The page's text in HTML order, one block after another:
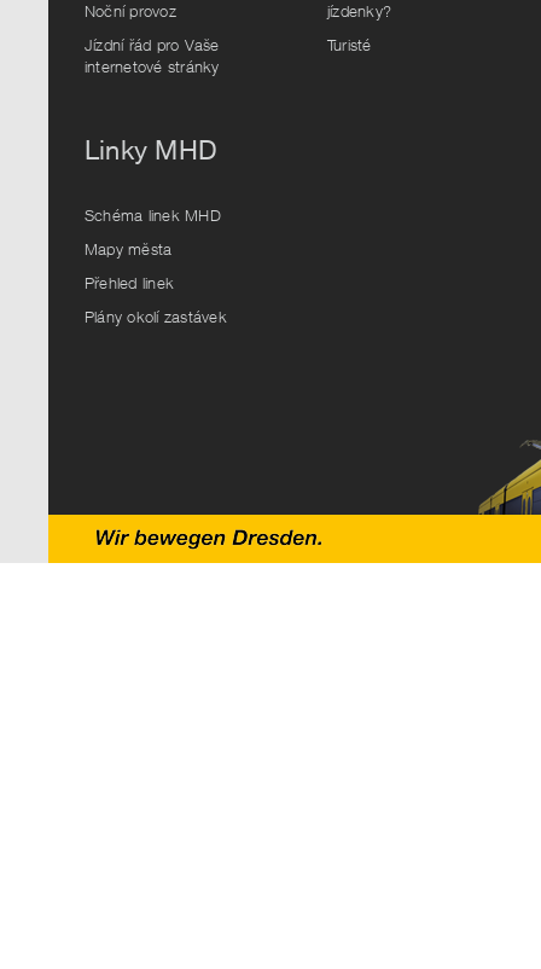
Noční provoz
Jízdní řád pro Vaše
internetové stránky
Linky MHD
Schéma linek MHD
Mapy města
Přehled linek
Plány okolí zastávek
jízdenky?
Turisté